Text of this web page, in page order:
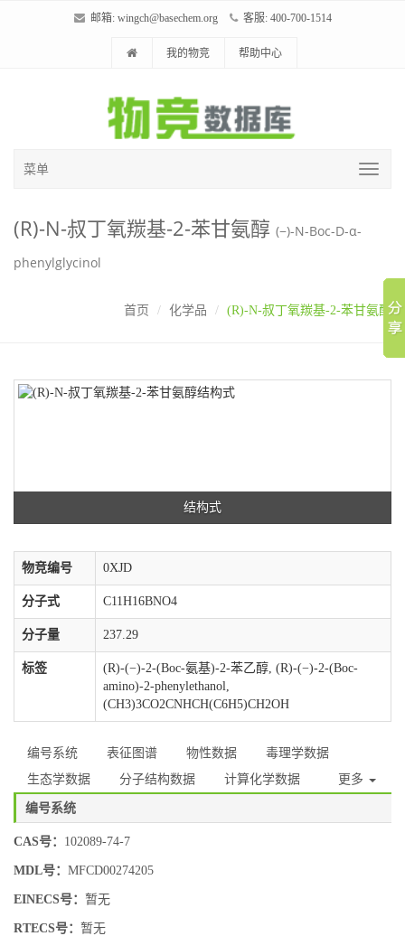
邮箱: wingch@basechem.org 客服: 400-700-1514
我的物竞 帮助中心
菜单
(R)-N-叔丁氧羰基-2-苯甘氨醇 (−)-N-Boc-D-α-
phenylglycinol
首页 化学品 (R)-N-叔丁氧羰基-2-苯甘氨醇
结构式
物竞编号 0XJD
分子式 C11H16BNO4
分子量 237.29
标签
(R)-(−)-2-(Boc-氨基)-2-苯乙醇, (R)-(−)-2-(Boc-
amino)-2-phenylethanol,
(CH3)3CO2CNHCH(C6H5)CH2OH
编号系统 表征图谱 物性数据
毒理学数据
生态学数据
分子结构数据 计算化学数据 更多
编号系统
CAS号： 102089-74-7
MDL号： MFCD00274205
EINECS号： 暂无
RTECS号： 暂无